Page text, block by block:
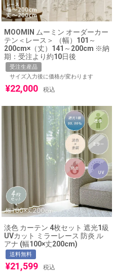
MOOMIN ムーミン オーダーカー
テン＜レース＞ （幅）101～
200cm×（丈）141～200cm ※納
期：受注より約10日後
受注生産品
サイズ入力後に価格が変わります
¥22,000 税込
淡色 カーテン 4枚セット 遮光1級
UVカット ミラーレース 防炎 ル
アナ (幅100×丈200cm)
送料無料
¥21,599 税込